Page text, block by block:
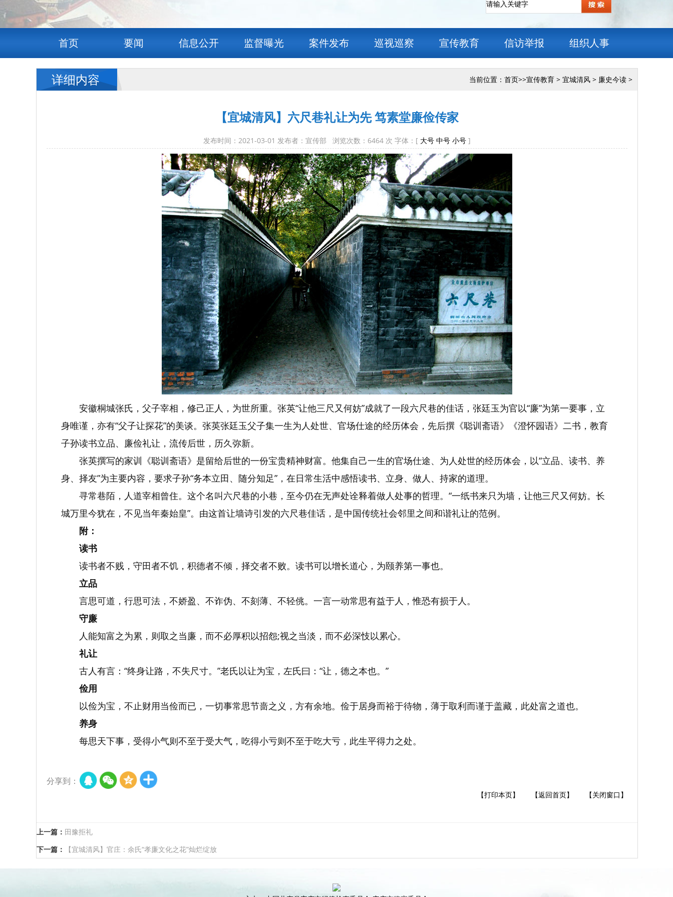
首页 要闻 信息公开 监督曝光 案件发布 巡视巡察 宣传教育 信访举报 组织人事
当前位置： 首页>>宣传教育 > 宜城清风 > 廉史今读 >
详细内容
【宜城清风】六尺巷礼让为先 笃素堂廉俭传家
发布时间：2021-03-01 发布者：宣传部 浏览次数： 6464 次 字体：[ 大号 中号 小号 ]
安徽桐城张氏，父子宰相，修己正人，为世所重。张英“让他三尺又何妨”成就了一段六尺巷的佳话，张廷玉为官以“廉”为第一要事，立
身唯谨，亦有“父子让探花”的美谈。张英张廷玉父子集一生为人处世、官场仕途的经历体会，先后撰《聪训斋语》《澄怀园语》二书，教育
子孙读书立品、廉俭礼让，流传后世，历久弥新。
张英撰写的家训《聪训斋语》是留给后世的一份宝贵精神财富。他集自己一生的官场仕途、为人处世的经历体会，以“立品、读书、养
身、择友”为主要内容，要求子孙“务本立田、随分知足”，在日常生活中感悟读书、立身、做人、持家的道理。
寻常巷陌，人道宰相曾住。这个名叫六尺巷的小巷，至今仍在无声处诠释着做人处事的哲理。“一纸书来只为墙，让他三尺又何妨。长
城万里今犹在，不见当年秦始皇”。由这首让墙诗引发的六尺巷佳话，是中国传统社会邻里之间和谐礼让的范例。
附：
读书
读书者不贱，守田者不饥，积德者不倾，择交者不败。读书可以增长道心，为颐养第一事也。
立品
言思可道，行思可法，不娇盈、不诈伪、不刻薄、不轻佻。一言一动常思有益于人，惟恐有损于人。
守廉
人能知富之为累，则取之当廉，而不必厚积以招怨;视之当淡，而不必深忮以累心。
礼让
古人有言：“终身让路，不失尺寸。”老氏以让为宝，左氏曰：“让，德之本也。”
俭用
以俭为宝，不止财用当俭而已，一切事常思节啬之义，方有余地。俭于居身而裕于待物，薄于取利而谨于盖藏，此处富之道也。
养身
每思天下事，受得小气则不至于受大气，吃得小亏则不至于吃大亏，此生平得力之处。
分享到：
【打印本页】 【返回首页】 【关闭窗口】
上一篇： 田豫拒礼
下一篇：
【宜城清风】官庄：余氏“孝廉文化之花”灿烂绽放